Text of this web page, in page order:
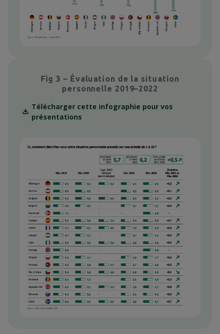
Fig 3 – Évaluation de la situation
personnelle 2019–2022
Télécharger cette infographie pour vos
présentations